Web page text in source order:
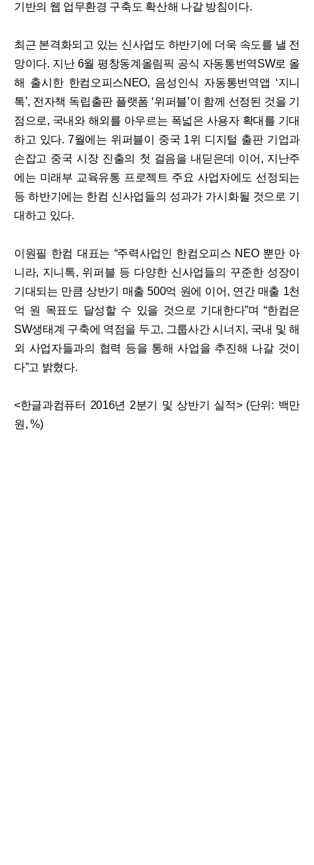
기반의 웹 업무환경 구축도 확산해 나갈 방침이다.
최근 본격화되고 있는 신사업도 하반기에 더욱 속도를 낼 전
망이다. 지난 6월 평창동계올림픽 공식 자동통번역SW로 올
해 출시한 한컴오피스NEO, 음성인식 자동통번역앱 ‘지니
톡’, 전자책 독립출판 플랫폼 ‘위퍼블’이 함께 선정된 것을 기
점으로, 국내와 해외를 아우르는 폭넓은 사용자 확대를 기대
하고 있다. 7월에는 위퍼블이 중국 1위 디지털 출판 기업과
손잡고 중국 시장 진출의 첫 걸음을 내딛은데 이어, 지난주
에는 미래부 교육유통 프로젝트 주요 사업자에도 선정되는
등 하반기에는 한컴 신사업들의 성과가 가시화될 것으로 기
대하고 있다.
이원필 한컴 대표는 “주력사업인 한컴오피스 NEO 뿐만 아
니라, 지니톡, 위퍼블 등 다양한 신사업들의 꾸준한 성장이
기대되는 만큼 상반기 매출 500억 원에 이어, 연간 매출 1천
억 원 목표도 달성할 수 있을 것으로 기대한다”며 “한컴은
SW생태계 구축에 역점을 두고, 그룹사간 시너지, 국내 및 해
외 사업자들과의 협력 등을 통해 사업을 추진해 나갈 것이
다”고 밝혔다.
<한글과컴퓨터 2016년 2분기 및 상반기 실적> (단위: 백만
원, %)